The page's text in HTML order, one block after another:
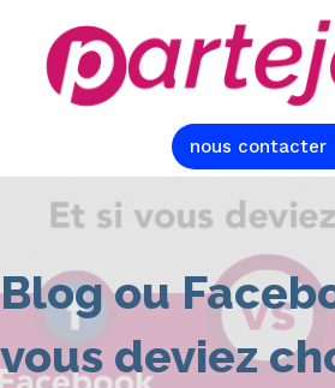
nous contacter
Blog ou
vous deviez